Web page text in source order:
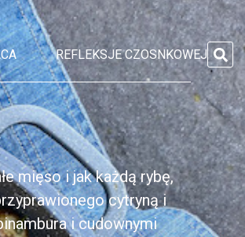
REFLEKSJE CZOSNKOWEJ
mięso i jak każdą rybę,
cytryną i
i cudownymi